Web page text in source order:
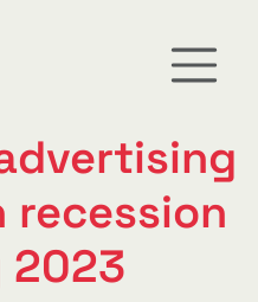
recession
2023